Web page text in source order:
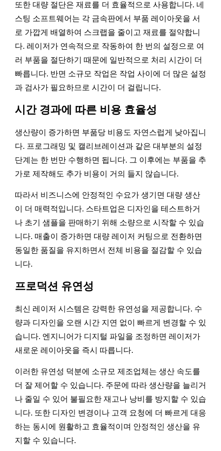
또한 대량 절단은 재료를 더 효율적으로 사용합니다. 네
스팅 소프트웨어는 각 금속판에서 부품 레이아웃을 서
로 가깝게 배열하여 스크랩을 줄이고 재료를 절약합니
다. 레이저가 연속적으로 작동하여 한 번의 설정으로 여
러 부품을 절단하기 때문에 일반적으로 처리 시간이 더
빠릅니다. 반면 소규모 작업은 작업 사이에 더 많은 설정
과 검사가 필요하므로 시간이 더 걸립니다.
시간 경과에 따른 비용 효율성
생산량이 증가하면 부품당 비용도 자연스럽게 낮아집니
다. 프로그래밍 및 캘리브레이션과 같은 대부분의 설정
단계는 한 번만 수행하면 됩니다. 그 이후에는 부품을 추
가로 제작해도 추가 비용이 거의 들지 않습니다.
따라서 비즈니스에 안정적인 수요가 생기면 대량 생산
이 더 매력적입니다. 스타트업은 디자인을 테스트하거
나 초기 샘플을 판매하기 위해 소량으로 시작할 수 있습
니다. 매출이 증가하면 대량 레이저 커팅으로 전환하면
동일한 품질을 유지하면서 전체 비용을 절감할 수 있습
니다.
프로덕션 유연성
최신 레이저 시스템은 강력한 유연성을 제공합니다. 수
량과 디자인을 오랜 시간 지연 없이 빠르게 변경할 수 있
습니다. 엔지니어가 디지털 파일을 조정하면 레이저가
새로운 레이아웃을 즉시 따릅니다.
이러한 유연성 덕분에 소규모 제조업체는 생산 속도를
더 잘 제어할 수 있습니다. 주문에 따라 생산량을 늘리거
나 줄일 수 있어 불필요한 재고나 낭비를 방지할 수 있습
니다. 또한 디자인 변경이나 고객 요청에 더 빠르게 대응
하는 동시에 원활하고 효율적이며 안정적인 생산을 유
지할 수 있습니다.